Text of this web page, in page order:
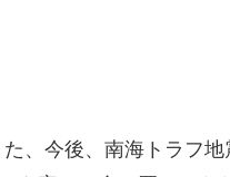
、今後、南海トラフ地